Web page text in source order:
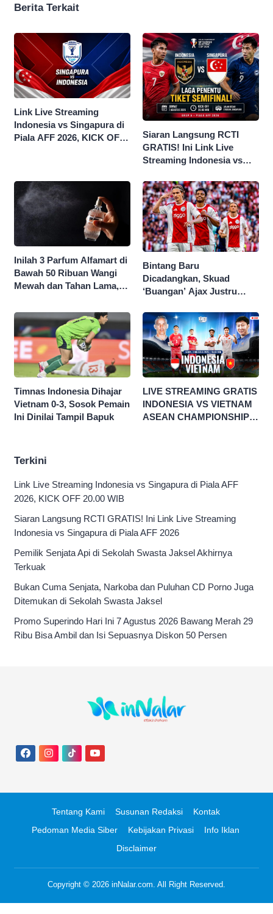
Berita Terkait
Link Live Streaming
Indonesia vs Singapura di
Piala AFF 2026, KICK OFF
Siaran Langsung RCTI
GRATIS! Ini Link Live
Streaming Indonesia vs
2026
Inilah 3 Parfum Alfamart di
Bawah 50 Ribuan Wangi
Mewah dan Tahan Lama,
1 Jutaan!
Bintang Baru
Dicadangkan, Skuad
‘Buangan’ Ajax Justru
Timnas Indonesia Dihajar
Vietnam 0-3, Sosok Pemain
Ini Dinilai Tampil Bapuk
LIVE STREAMING GRATIS
INDONESIA VS VIETNAM
ASEAN CHAMPIONSHIP
Terkini
Link Live Streaming Indonesia vs Singapura di Piala AFF
2026, KICK OFF 20.00 WIB
Siaran Langsung RCTI GRATIS! Ini Link Live Streaming
Indonesia vs Singapura di Piala AFF 2026
Pemilik Senjata Api di Sekolah Swasta Jaksel Akhirnya
Terkuak
Bukan Cuma Senjata, Narkoba dan Puluhan CD Porno Juga
Ditemukan di Sekolah Swasta Jaksel
Promo Superindo Hari Ini 7 Agustus 2026 Bawang Merah 29
Ribu Bisa Ambil dan Isi Sepuasnya Diskon 50 Persen
Tentang Kami Susunan Redaksi
Kontak
Pedoman Media Siber
Kebijakan Privasi
Info Iklan
Disclaimer
Copyright © 2026 inNalar.com . All Right Reserved.